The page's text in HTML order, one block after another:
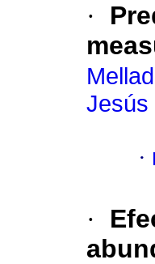
·
Jesús
·
·